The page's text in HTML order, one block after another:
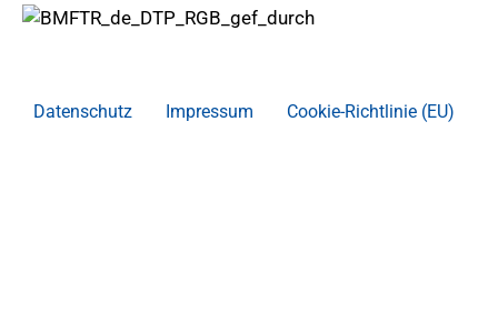
Datenschutz Impressum Cookie-Richtlinie (EU)